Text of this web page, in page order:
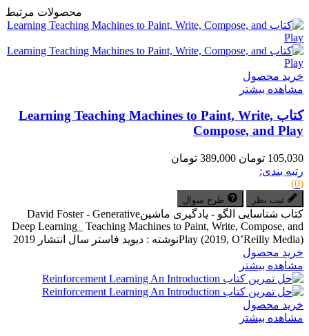
محصولات مرتبط
خرید محصول
مشاهده بیشتر
کتاب Learning Teaching Machines to Paint, Write,
Compose, and Play
105,030 تومان
389,000 تومان
رتبه بندی:
(0)
ثبت نظر طرح سوال
کتاب شناسایی الگو - یادگیری ماشینDavid Foster - Generative
Deep Learning_ Teaching Machines to Paint, Write, Compose, and
Play (2019, O’Reilly Media)نوشته : دیوید فاستر سال انتشار 2019
خرید محصول
مشاهده بیشتر
خرید محصول
مشاهده بیشتر